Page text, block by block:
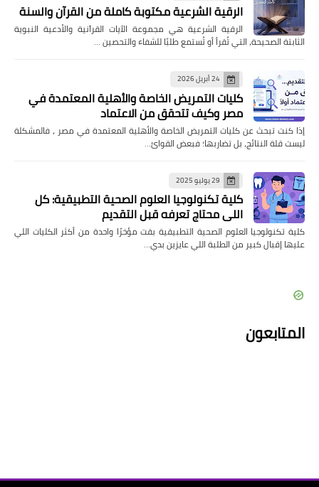
الرقية الشرعية مكتوبة كاملة من القرآن والسنة
الرقية الشرعية هي مجموعة الآيات القرآنية والأدعية النبوية
الثابتة الصحيحة، التي تُقرأ أو تُستمع طلبًا للشفاء والتحصين …
24 أبريل 2026
كليات التمريض الخاصة والأهلية المعتمدة في
مصر وكيف تتحقق من الاعتماد
إذا كنت تبحث عن كليات التمريض الخاصة والأهلية المعتمدة في مصر ، فالمشكلة
ليست قلة النتائج، بل تضاربها؛ فبعض القوائ…
29 يوليو 2025
كلية تكنولوجيا العلوم الصحية التطبيقية: كل
اللي محتاج تعرفه قبل التقديم
كلية تكنولوجيا العلوم الصحية التطبيقية بقت مؤخرًا واحدة من أكثر الكليات اللي
عليها إقبال كبير من الطلبة اللي عايزين بدي…
المتابعون